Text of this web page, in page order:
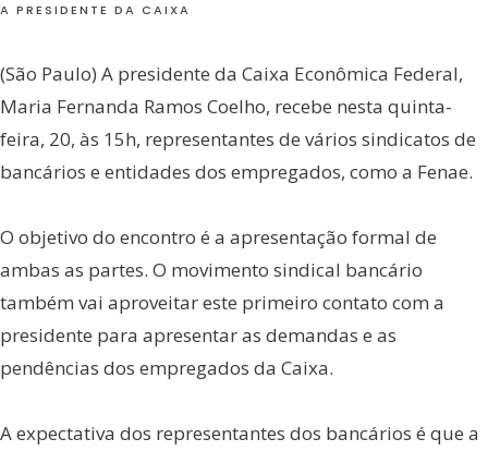
A PRESIDENTE DA CAIXA
(São Paulo) A presidente da Caixa Econômica Federal,
Maria Fernanda Ramos Coelho, recebe nesta quinta-
feira, 20, às 15h, representantes de vários sindicatos de
bancários e entidades dos empregados, como a Fenae.
O objetivo do encontro é a apresentação formal de
ambas as partes. O movimento sindical bancário
também vai aproveitar este primeiro contato com a
presidente para apresentar as demandas e as
pendências dos empregados da Caixa.
A expectativa dos representantes dos bancários é que a